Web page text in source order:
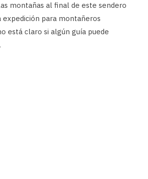
montañas al final de este sendero
expedición para montañeros
está claro si algún guía puede